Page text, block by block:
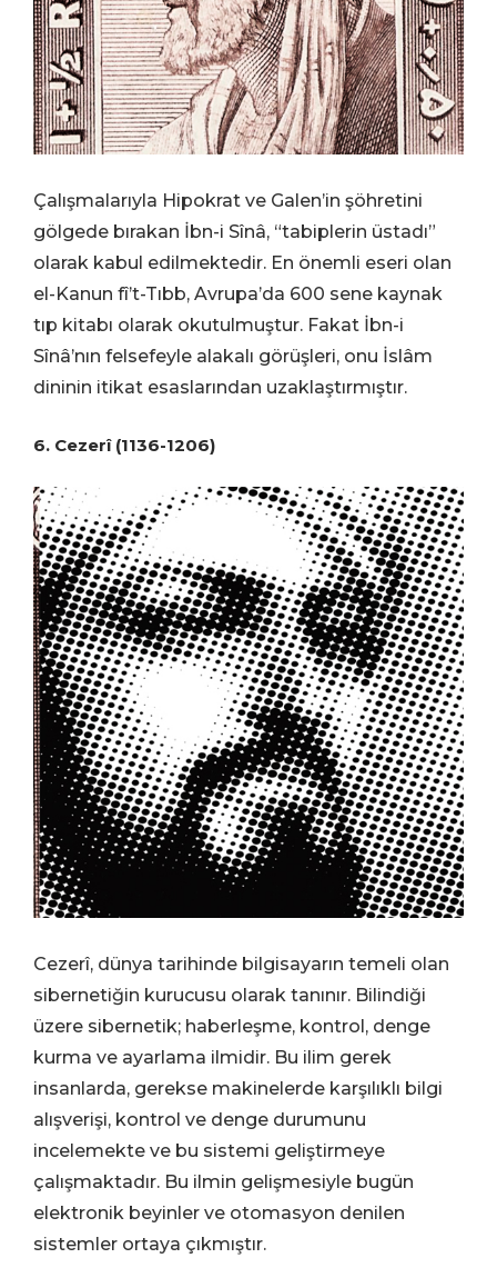
Çalışmalarıyla Hipokrat ve Galen’in şöhretini
gölgede bırakan İbn-i Sînâ, “tabiplerin üstadı”
olarak kabul edilmektedir. En önemli eseri olan
el-Kanun fî’t-Tıbb, Avrupa’da 600 sene kaynak
tıp kitabı olarak okutulmuştur. Fakat İbn-i
Sînâ’nın felsefeyle alakalı görüşleri, onu İslâm
dininin itikat esaslarından uzaklaştırmıştır.
6. Cezerî (1136-1206)
Cezerî, dünya tarihinde bilgisayarın temeli olan
sibernetiğin kurucusu olarak tanınır. Bilindiği
üzere sibernetik; haberleşme, kontrol, denge
kurma ve ayarlama ilmidir. Bu ilim gerek
insanlarda, gerekse makinelerde karşılıklı bilgi
alışverişi, kontrol ve denge durumunu
incelemekte ve bu sistemi geliştirmeye
çalışmaktadır. Bu ilmin gelişmesiyle bugün
elektronik beyinler ve otomasyon denilen
sistemler ortaya çıkmıştır.